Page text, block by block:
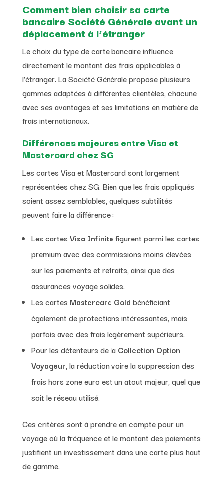
Comment bien choisir sa carte
bancaire Société Générale avant un
déplacement à l’étranger
Le choix du type de carte bancaire influence
directement le montant des frais applicables à
l’étranger. La Société Générale propose plusieurs
gammes adaptées à différentes clientèles, chacune
avec ses avantages et ses limitations en matière de
frais internationaux.
Différences majeures entre Visa et
Mastercard chez SG
Les cartes Visa et Mastercard sont largement
représentées chez SG. Bien que les frais appliqués
soient assez semblables, quelques subtilités
peuvent faire la différence :
Les cartes Visa Infinite figurent parmi les cartes
premium avec des commissions moins élevées
sur les paiements et retraits, ainsi que des
assurances voyage solides.
Les cartes Mastercard Gold bénéficiant
également de protections intéressantes, mais
parfois avec des frais légèrement supérieurs.
Pour les détenteurs de la Collection Option
Voyageur, la réduction voire la suppression des
frais hors zone euro est un atout majeur, quel que
soit le réseau utilisé.
Ces critères sont à prendre en compte pour un
voyage où la fréquence et le montant des paiements
justifient un investissement dans une carte plus haut
de gamme.